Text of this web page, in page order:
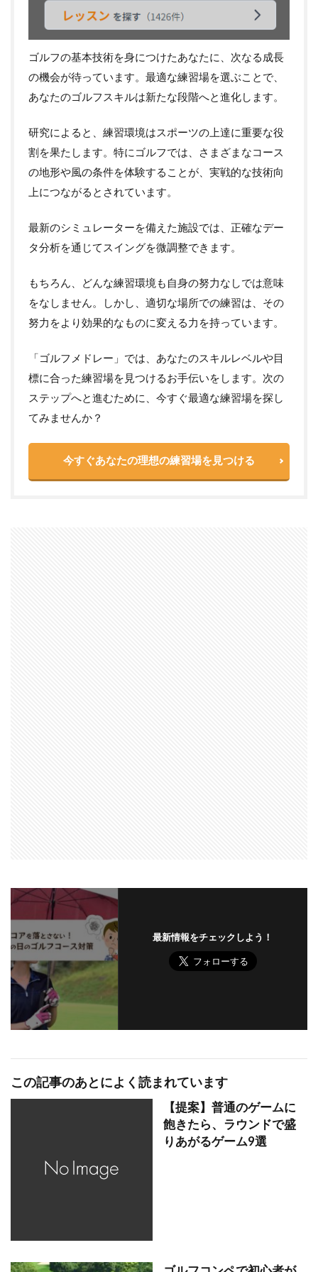
ゴルフの基本技術を身につけたあなたに、次なる成長
の機会が待っています。最適な練習場を選ぶことで、
あなたのゴルフスキルは新たな段階へと進化します。
研究によると、練習環境はスポーツの上達に重要な役
割を果たします。特にゴルフでは、さまざまなコース
の地形や風の条件を体験することが、実戦的な技術向
上につながるとされています。
最新のシミュレーターを備えた施設では、正確なデー
タ分析を通じてスイングを微調整できます。
もちろん、どんな練習環境も自身の努力なしでは意味
をなしません。しかし、適切な場所での練習は、その
努力をより効果的なものに変える力を持っています。
「ゴルフメドレー」では、あなたのスキルレベルや目
標に合った練習場を見つけるお手伝いをします。次の
ステップへと進むために、今すぐ最適な練習場を探し
てみませんか？
今すぐあなたの理想の練習場を見つける
最新情報をチェックしよう！
この記事のあとによく読まれています
【提案】普通のゲームに
飽きたら、ラウンドで盛
りあがるゲーム9選